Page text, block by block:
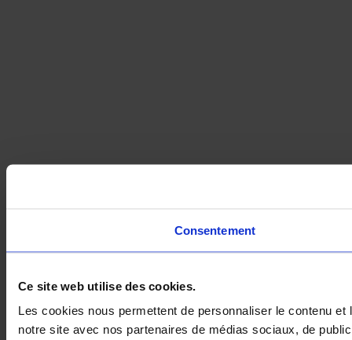
Consentement
Ce site web utilise des cookies.
Les cookies nous permettent de personnaliser le contenu
notre site avec nos partenaires de médias sociaux, de